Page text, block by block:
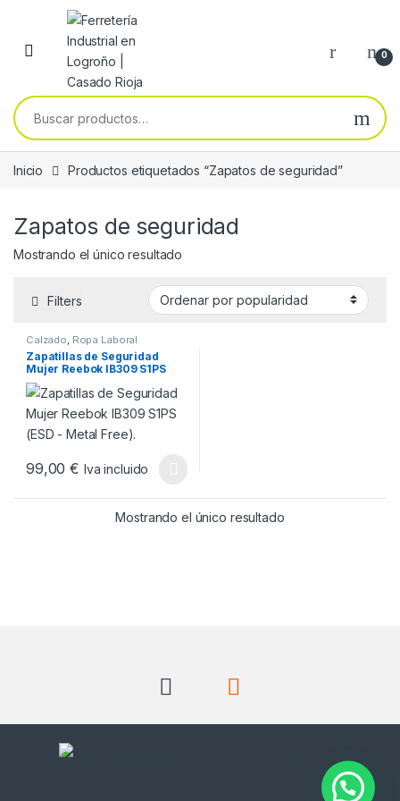
Skip to navigation
Skip to content
0
Buscar por:
Inicio Productos etiquetados “Zapatos de seguridad”
Zapatos de seguridad
Mostrando el único resultado
Filters
Calzado, Ropa Laboral
Zapatillas de Seguridad
Mujer Reebok IB309 S1PS
(ESD – Metal Free).
99,00€ Iva incluido
Este producto tiene múltiples variantes. Las opciones se
Mostrando el único resultado